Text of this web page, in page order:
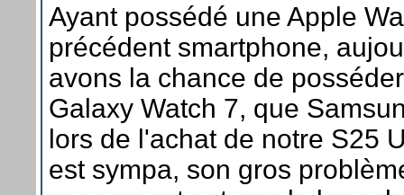
Ayant possédé une Apple
précédent smartphone,
avons la chance de
Galaxy Watch 7, que
lors de l'achat de notre S25
est sympa, son gros